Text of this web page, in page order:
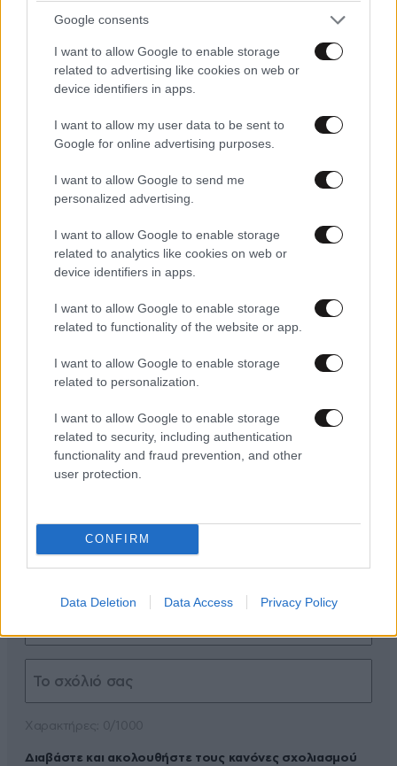
Google consents
I want to allow Google to enable storage
related to advertising like cookies on web or
device identifiers in apps.
I want to allow my user data to be sent to
Google for online advertising purposes.
I want to allow Google to send me
personalized advertising.
I want to allow Google to enable storage
related to analytics like cookies on web or
device identifiers in apps.
I want to allow Google to enable storage
related to functionality of the website or app.
I want to allow Google to enable storage
related to personalization.
I want to allow Google to enable storage
related to security, including authentication
functionality and fraud prevention, and other
user protection.
CONFIRM
Data Deletion Data Access Privacy Policy
Ακολουθήστε τοNEWSBEAST
Google News
και μάθετε πρώτοι όλες τις ειδήσεις
ΣΧΌΛΙΑ ΑΝΑΓΝΩΣΤΏΝ
Διαβάστε και ακολουθήστε τους κανόνες σχολιασμού